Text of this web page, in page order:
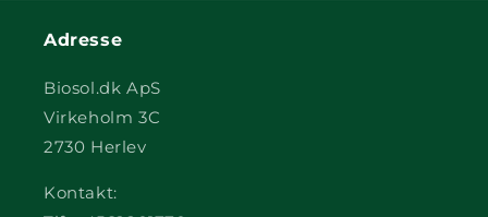
Adresse
Biosol.dk ApS
Virkeholm 3C
2730 Herlev
Kontakt: